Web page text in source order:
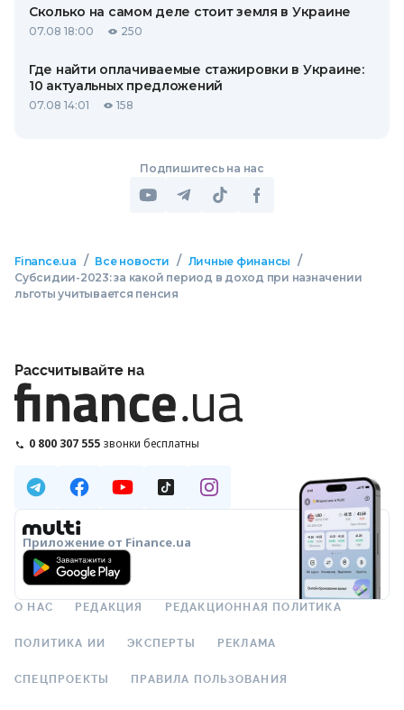
Сколько на самом деле стоит земля в Украине
07.08 18:00 250
Где найти оплачиваемые стажировки в Украине:
10 актуальных предложений
07.08 14:01 158
Подпишитесь на нас
Finance.ua / Все новости / Личные финансы /
Субсидии-2023: за какой период в доход при назначении
льготы учитывается пенсия
Рассчитывайте на
0 800 307 555 звонки бесплатны
Приложение от Finance.ua
О НАС РЕДАКЦИЯ РЕДАКЦИОННАЯ ПОЛИТИКА
ПОЛИТИКА ИИ ЭКСПЕРТЫ РЕКЛАМА
СПЕЦПРОЕКТЫ ПРАВИЛА ПОЛЬЗОВАНИЯ